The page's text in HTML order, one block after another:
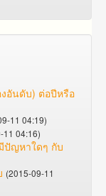
งอันดับ) ต่อปีหรือ
11 04:19)
11 04:16)
ปัญหาใดๆ กับ
(2015-09-11